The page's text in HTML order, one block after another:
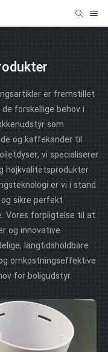
er fremstillet
forskellige behov i
som
og kaffekander til
vi specialiserer
højkvalitetsprodukter.
er vi i stand
sikre perfekt
Vores forpligtelse til at
og innovative
langtidsholdbare
omkostningseffektive
for boligudstyr.